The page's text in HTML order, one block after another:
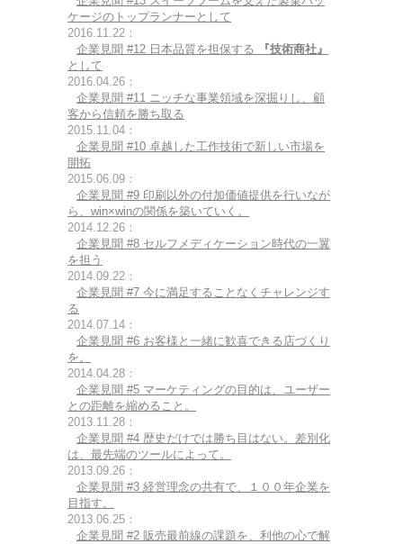
ケージのトップランナーとして
2016.11.22：
企業見聞 #12 日本品質を担保する
『技術商社』
として
2016.04.26：
企業見聞 #11 ニッチな事業領域を深掘りし、顧
客から信頼を勝ち取る
2015.11.04：
企業見聞 #10 卓越した工作技術で新しい市場を
開拓
2015.06.09：
企業見聞 #9 印刷以外の付加価値提供を行いなが
ら、win×winの関係を築いていく。
2014.12.26：
企業見聞 #8 セルフメディケーション時代の一翼
を担う
2014.09.22：
企業見聞 #7 今に満足することなくチャレンジす
る
2014.07.14：
企業見聞 #6 お客様と一緒に歓喜できる店づくり
を。
2014.04.28：
企業見聞 #5 マーケティングの目的は、ユーザー
との距離を縮めること。
2013.11.28：
企業見聞 #4 歴史だけでは勝ち目はない。差別化
は、最先端のツールによって。
2013.09.26：
企業見聞 #3 経営理念の共有で、１００年企業を
目指す。
2013.06.25：
企業見聞 #2 販売最前線の課題を、利他の心で解